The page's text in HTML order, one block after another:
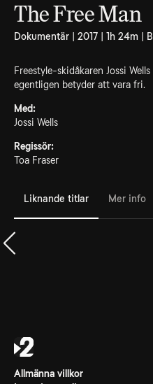
The Free Man
Dokumentär | 2017 | 1h 24m |
Freestyle-skidåkaren Jossi
egentligen betyder att vara fri.
Med:
Jossi Wells
Regissör:
Toa Fraser
Liknande titlar Mer info
Allmänna villkor